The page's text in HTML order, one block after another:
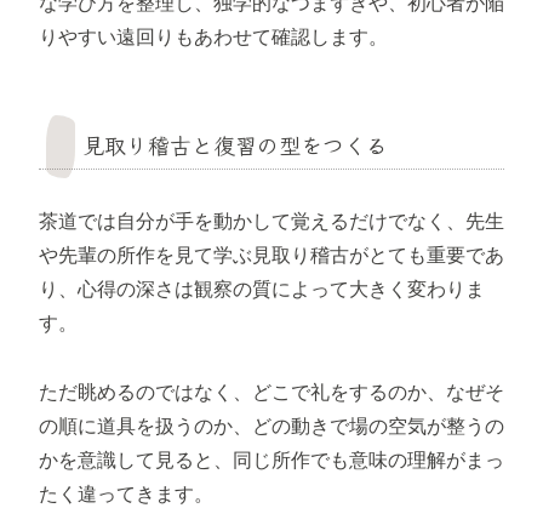
りやすい遠回りもあわせて確認します。
見取り稽古と復習の型をつくる
茶道では自分が手を動かして覚えるだけでなく、先生
や先輩の所作を見て学ぶ見取り稽古がとても重要であ
り、心得の深さは観察の質によって大きく変わりま
す。
ただ眺めるのではなく、どこで礼をするのか、なぜそ
の順に道具を扱うのか、どの動きで場の空気が整うの
かを意識して見ると、同じ所作でも意味の理解がまっ
たく違ってきます。